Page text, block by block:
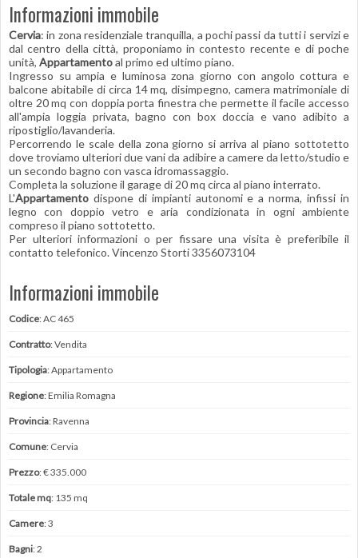
Informazioni immobile
Cervia: in zona residenziale tranquilla, a pochi passi da tutti i servizi e
dal centro della città, proponiamo in contesto recente e di poche
unità, Appartamentoal primo ed ultimo piano.
Ingresso su ampia e luminosa zona giorno con angolo cottura e
balcone abitabile di circa 14 mq, disimpegno, camera matrimoniale di
oltre 20 mq con doppia porta finestra che permette il facile accesso
all'ampia loggia privata, bagno con box doccia e vano adibito a
ripostiglio/lavanderia.
Percorrendo le scale della zona giorno si arriva al piano sottotetto
dove troviamo ulteriori due vani da adibire a camere da letto/studio e
un secondo bagno con vasca idromassaggio.
Completa la soluzione il garage di 20 mq circa al piano interrato.
L'Appartamento dispone di impianti autonomi e a norma, infissi in
legno con doppio vetro e aria condizionata in ogni ambiente
compreso il piano sottotetto.
Per ulteriori informazioni o per fissare una visita è preferibile il
contatto telefonico. Vincenzo Storti 3356073104
Informazioni immobile
Codice: AC 465
Contratto: Vendita
Tipologia: Appartamento
Regione: Emilia Romagna
Provincia: Ravenna
Comune: Cervia
Prezzo: € 335.000
Totale mq: 135 mq
Camere: 3
Bagni: 2